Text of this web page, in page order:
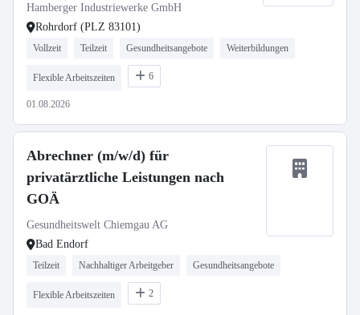
Hamberger Industriewerke GmbH
Rohrdorf (PLZ 83101)
Vollzeit Teilzeit Gesundheitsangebote Weiterbildungen
Flexible Arbeitszeiten 6
01.08.2026
Abrechner (m/w/d) für
privatärztliche Leistungen nach
GOÄ
Gesundheitswelt Chiemgau AG
Bad Endorf
Teilzeit Nachhaltiger Arbeitgeber Gesundheitsangebote
Flexible Arbeitszeiten 2